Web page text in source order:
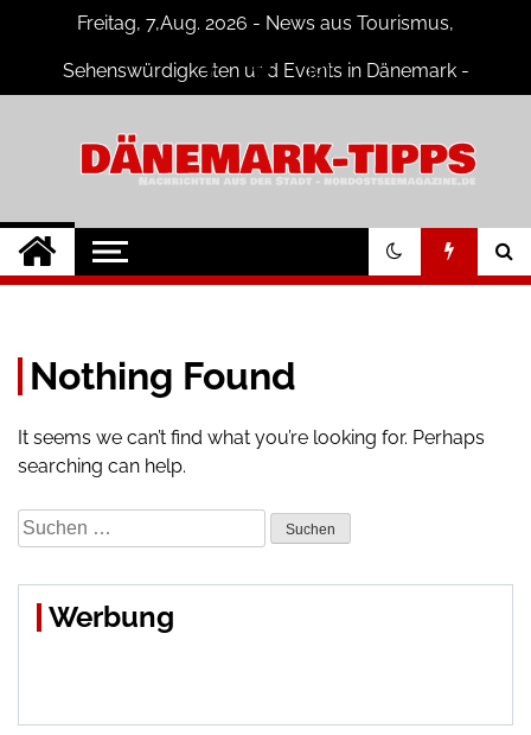
content
Freitag, 7,Aug. 2026 - News aus Tourismus,
Sehenswürdigkeiten und Events in Dänemark -
Dänemark Tipps
Neuigkeiten und Nachrichten in
Dänemark
Nothing Found
It seems we can’t find what you’re looking for. Perhaps
searching can help.
Suchen
nach:
Werbung